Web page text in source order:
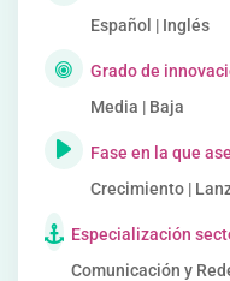
Español | Inglés
Grado de
Media | Baja
Fase en la que
Crecimiento |
Especialización
Comunicación y